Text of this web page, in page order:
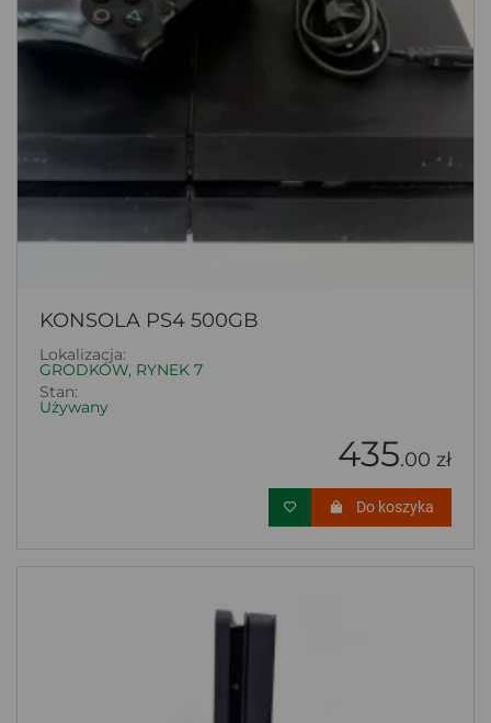
KONSOLA PS4 500GB
Lokalizacja:
GRODKÓW, RYNEK 7
Stan:
Używany
435.00 zł
Do koszyka